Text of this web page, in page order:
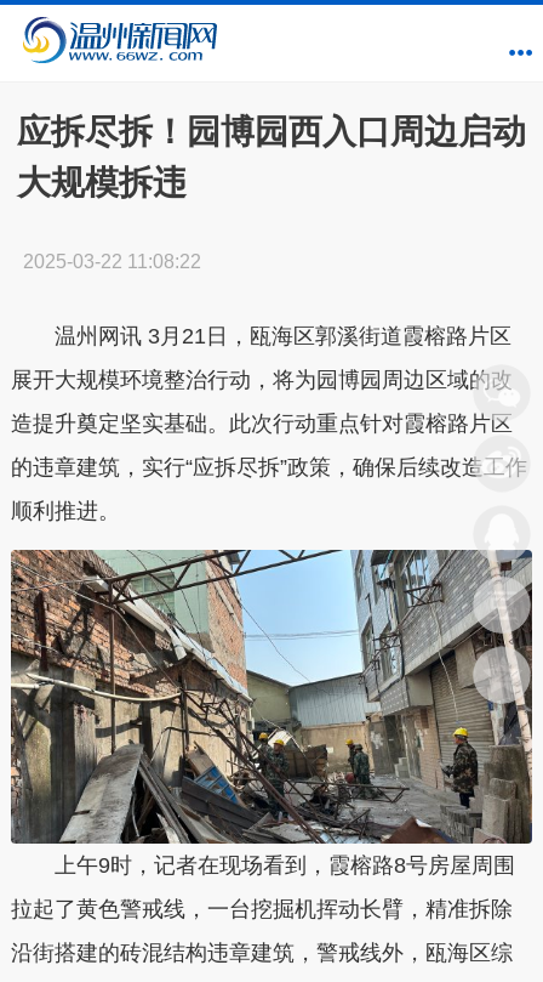
应拆尽拆！园博园西入口周边启动
大规模拆违
2025-03-22 11:08:22
温州网讯 3月21日，瓯海区郭溪街道霞榕路片区
展开大规模环境整治行动，将为园博园周边区域的改
造提升奠定坚实基础。此次行动重点针对霞榕路片区
的违章建筑，实行“应拆尽拆”政策，确保后续改造工作
顺利推进。
上午9时，记者在现场看到，霞榕路8号房屋周围
拉起了黄色警戒线，一台挖掘机挥动长臂，精准拆除
沿街搭建的砖混结构违章建筑，警戒线外，瓯海区综